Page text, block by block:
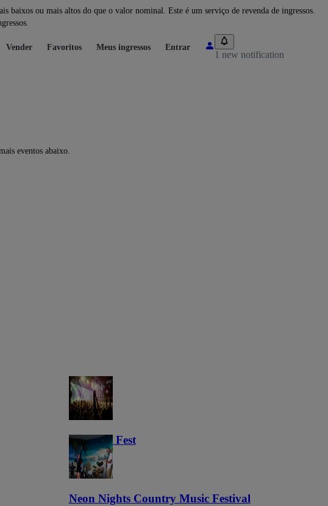
baixos ou mais altos do que o valor nominal. Este é um serviço de revenda de ingressos.
Vender Favoritos Meus ingressos Entrar
1 new notification
eventos abaixo.
Haunted Fest
58
Neon Nights Country Music Festival